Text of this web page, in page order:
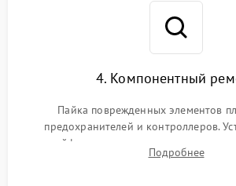
4. Компонентный
Пайка поврежденных элементов
предохранителей и контроллеров.
шлейфов, дисплея, механизма затвора
автофокуса. Восстановление геометрии
Подробнее